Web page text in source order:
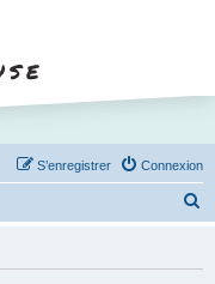
Connexion
S’enregistrer